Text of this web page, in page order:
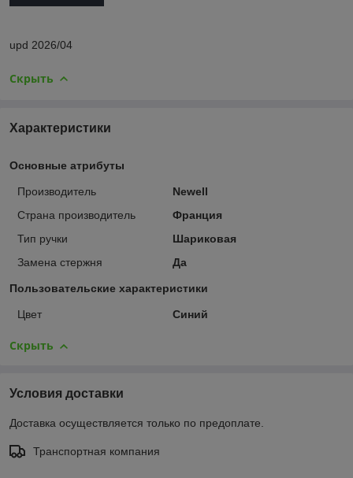
upd 2026/04
Скрыть
Характеристики
Основные атрибуты
Производитель
Newell
Страна производитель
Франция
Тип ручки
Шариковая
Замена стержня
Да
Пользовательские характеристики
Цвет Синий
Скрыть
Условия доставки
Доставка осуществляется только по предоплате.
Транспортная компания